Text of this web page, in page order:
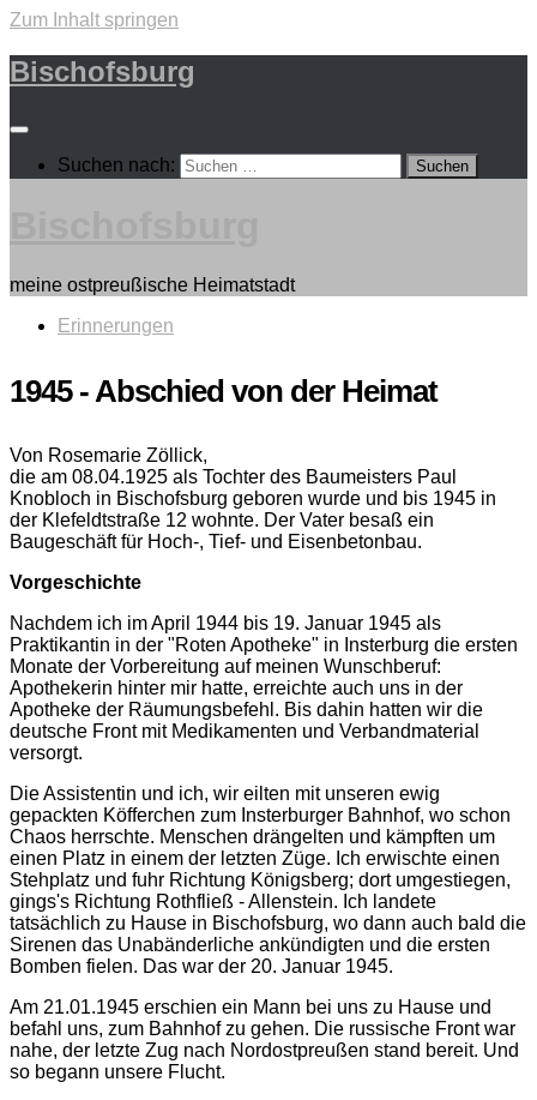
Zum Inhalt springen
Bischofsburg
Suchen nach:
meine ostpreußische Heimatstadt
Erinnerungen
1945 - Abschied von der Heimat
Von Rosemarie Zöllick,
die am 08.04.1925 als Tochter des Baumeisters Paul
Knobloch in Bischofsburg geboren wurde und bis 1945 in
der Klefeldtstraße 12 wohnte. Der Vater besaß ein
Baugeschäft für Hoch-, Tief- und Eisenbetonbau.
Vorgeschichte
Nachdem ich im April 1944 bis 19. Januar 1945 als
Praktikantin in der "Roten Apotheke" in Insterburg die ersten
Monate der Vorbereitung auf meinen Wunschberuf:
Apothekerin hinter mir hatte, erreichte auch uns in der
Apotheke der Räumungsbefehl. Bis dahin hatten wir die
deutsche Front mit Medikamenten und Verbandmaterial
versorgt.
Die Assistentin und ich, wir eilten mit unseren ewig
gepackten Köfferchen zum Insterburger Bahnhof, wo schon
Chaos herrschte. Menschen drängelten und kämpften um
einen Platz in einem der letzten Züge. Ich erwischte einen
Stehplatz und fuhr Richtung Königsberg; dort umgestiegen,
gings's Richtung Rothfließ - Allenstein. Ich landete
tatsächlich zu Hause in Bischofsburg, wo dann auch bald die
Sirenen das Unabänderliche ankündigten und die ersten
Bomben fielen. Das war der 20. Januar 1945.
Am 21.01.1945 erschien ein Mann bei uns zu Hause und
befahl uns, zum Bahnhof zu gehen. Die russische Front war
nahe, der letzte Zug nach Nordostpreußen stand bereit. Und
so begann unsere Flucht.